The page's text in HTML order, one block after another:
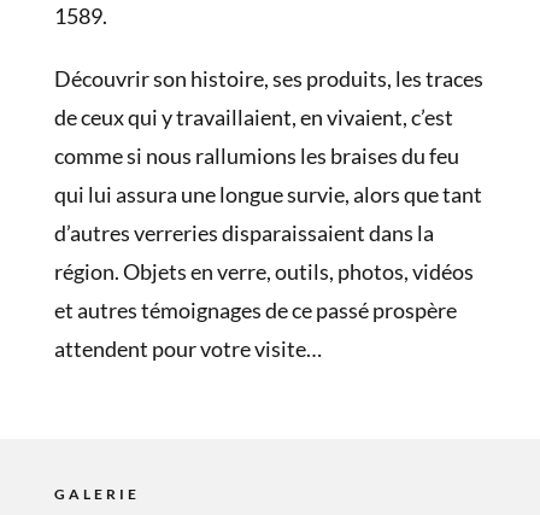
1589.
Découvrir son histoire, ses produits, les traces
de ceux qui y travaillaient, en vivaient, c’est
comme si nous rallumions les braises du feu
qui lui assura une longue survie, alors que tant
d’autres verreries disparaissaient dans la
région. Objets en verre, outils, photos, vidéos
et autres témoignages de ce passé prospère
attendent pour votre visite…
GALERIE